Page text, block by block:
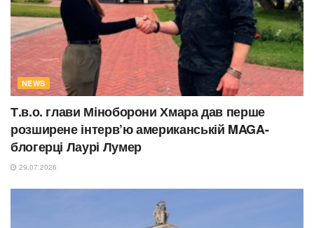
NEWS
Т.в.о. глави Міноборони Хмара дав перше
розширене інтерв’ю американській MAGA-
блогерці Лаурі Лумер
29.07.2026